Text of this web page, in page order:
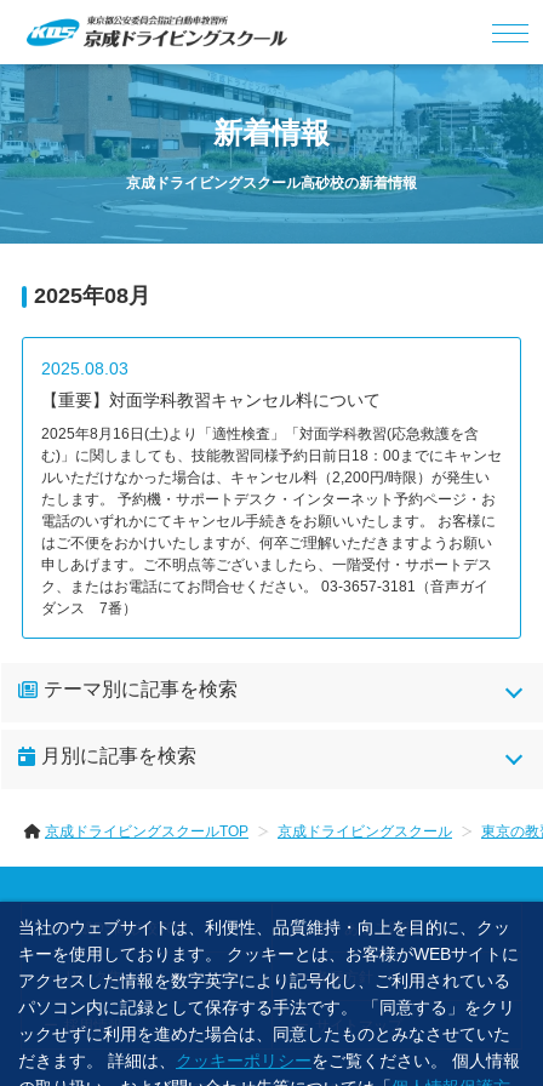
新着情報
京成ドライビングスクール高砂校の新着情報
2025年08月
2025.08.03
【重要】対面学科教習キャンセル料について
2025年8月16日(土)より「適性検査」「対面学科教習(応急救護を含
む)」に関しましても、技能教習同様予約日前日18：00までにキャンセ
ルいただけなかった場合は、キャンセル料（2,200円/時限）が発生い
たします。 予約機・サポートデスク・インターネット予約ページ・お
電話のいずれかにてキャンセル手続きをお願いいたします。 お客様に
はご不便をおかけいたしますが、何卒ご理解いただきますようお願い
申しあげます。ご不明点等ございましたら、一階受付・サポートデス
ク、またはお電話にてお問合せください。 03-3657-3181（音声ガイ
ダンス 7番）
テーマ別に記事を検索
お知らせ(35)
月別に記事を検索
2026年06月(1)
2026年03月(1)
2026年02月(1)
2026年01月(1)
2025年12月(1)
2025年10月(1)
2025年09月(2)
京成ドライビングスクールTOP 京成ドライビングスクール 東京の教
京成DS高砂校TOP よくあるご質問
リンク集 各種方針
採用情報 サイトマップ
当社のウェブサイトは、利便性、品質維持・向上を目的に、クッ
キーを使用しております。 クッキーとは、お客様がWEBサイトに
アクセスした情報を数字英字により記号化し、ご利用されている
パソコン内に記録として保存する手法です。 「同意する」をクリ
ックせずに利用を進めた場合は、同意したものとみなさせていた
だきます。 詳細は、
クッキーポリシーをご覧ください。 個人情報